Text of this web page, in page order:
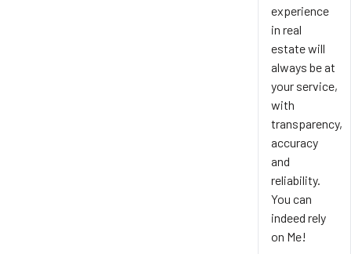
experience
in real
estate will
always be at
your service,
with
transparency,
accuracy
and
reliability.
You can
indeed rely
on Me!